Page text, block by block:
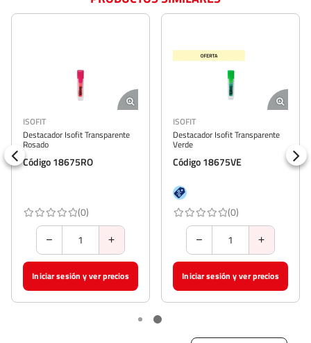
ISOFIT
Destacador Isofit Transparente
Rosado
Código 18675RO
(0)
Iniciar sesión y ver precios
ISOFIT
Destacador Isofit Transparente
Verde
Código 18675VE
(0)
Iniciar sesión y ver precios